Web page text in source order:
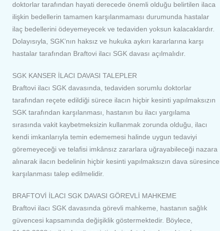
doktorlar tarafından hayati derecede önemli olduğu belirtilen ilaca
ilişkin bedellerin tamamen karşılanmaması durumunda hastalar
ilaç bedellerini ödeyemeyecek ve tedaviden yoksun kalacaklardır.
Dolayısıyla, SGK’nın haksız ve hukuka aykırı kararlarına karşı
hastalar tarafından Braftovi ilacı SGK davası açılmalıdır.
SGK KANSER İLACI DAVASI TALEPLER
Braftovi ilacı SGK davasında, tedaviden sorumlu doktorlar
tarafından reçete edildiği sürece ilacın hiçbir kesinti yapılmaksızın
SGK tarafından karşılanması, hastanın bu ilacı yargılama
sırasında vakit kaybetmeksizin kullanmak zorunda olduğu, ilacı
kendi imkanlarıyla temin edememesi halinde uygun tedaviyi
göremeyeceği ve telafisi imkânsız zararlara uğrayabileceği nazara
alınarak ilacın bedelinin hiçbir kesinti yapılmaksızın dava süresince
karşılanması talep edilmelidir.
BRAFTOVİ İLACI SGK DAVASI GÖREVLİ MAHKEME
Braftovi ilacı SGK davasında görevli mahkeme, hastanın sağlık
güvencesi kapsamında değişiklik göstermektedir. Böylece,